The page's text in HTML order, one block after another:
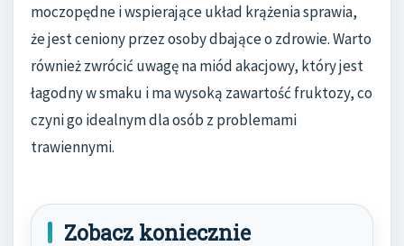
moczopędne i wspierające układ krążenia sprawia,
że jest ceniony przez osoby dbające o zdrowie. Warto
również zwrócić uwagę na miód akacjowy, który jest
łagodny w smaku i ma wysoką zawartość fruktozy, co
czyni go idealnym dla osób z problemami
trawiennymi.
Zobacz koniecznie